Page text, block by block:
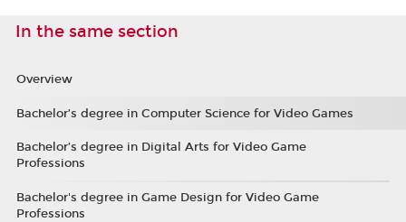
In the same section
Overview
Bachelor’s degree in Computer Science for Video Games
Bachelor’s degree in Digital Arts for Video Game
Professions
Bachelor's degree in Game Design for Video Game
Professions